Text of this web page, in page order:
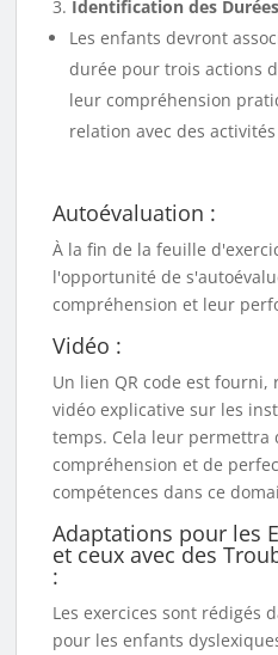
Identification des
Les enfants devront
durée pour trois actions
leur compréhension
relation avec des
Autoévaluation :
À la fin de la feuille
l'opportunité de
compréhension et leur
Vidéo :
Un lien QR code est
vidéo explicative sur les
temps. Cela leur
compréhension et de
compétences dans ce
Adaptations pour les
et ceux avec des
:
Les exercices sont rédigés
pour les enfants